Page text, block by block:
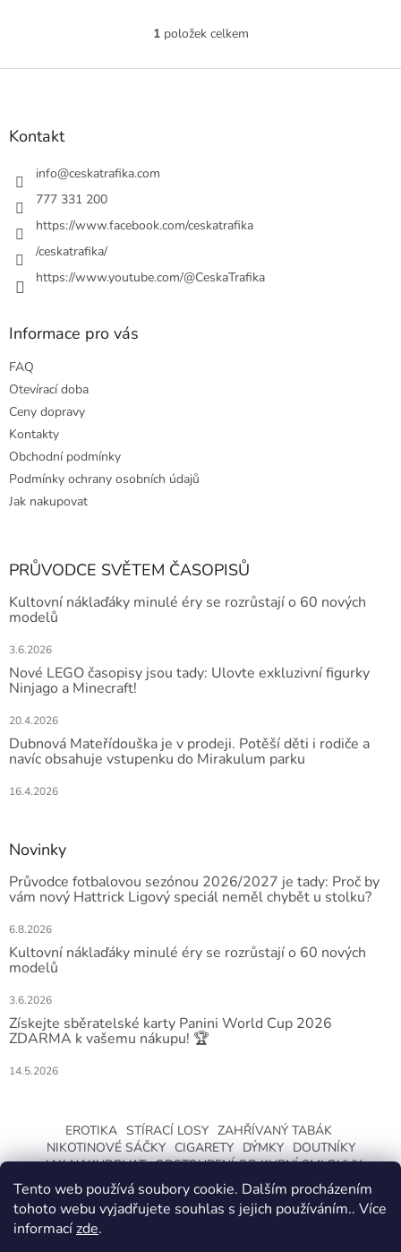
Tento web používá soubory cookie. Dalším procházením
tohoto webu vyjadřujete souhlas s jejich používáním.. Více
informacízde.
O
l
k
ý
1položek celkem
Z
Kontakt
info@ceskatrafika.com
777 331 200
https://www.facebook.com/ceskatrafika
/ceskatrafika/
https://www.youtube.com/@CeskaTrafika
Informace pro vás
FAQ
Otevírací doba
Ceny dopravy
Kontakty
Obchodní podmínky
Podmínky ochrany osobních údajů
Jak nakupovat
PRŮVODCE SVĚTEM ČASOPISŮ
Kultovní náklaďáky minulé éry se rozrůstají o 60 nových
modelů
3.6.2026
Nové LEGO časopisy jsou tady: Ulovte exkluzivní figurky
Ninjago a Minecraft!
20.4.2026
Dubnová Mateřídouška je v prodeji. Potěší děti i rodiče a
navíc obsahuje vstupenku do Mirakulum parku
16.4.2026
Novinky
Průvodce fotbalovou sezónou 2026/2027 je tady: Proč by
vám nový Hattrick Ligový speciál neměl chybět u stolku?
6.8.2026
Kultovní náklaďáky minulé éry se rozrůstají o 60 nových
modelů
3.6.2026
Získejte sběratelské karty Panini World Cup 2026
ZDARMA k vašemu nákupu! 🏆
14.5.2026
EROTIKA STÍRACÍ LOSY ZAHŘÍVANÝ TABÁK
NIKOTINOVÉ SÁČKY CIGARETY DÝMKY
DOUTNÍKY
JAK NAKUPOVAT ODSTOUPENÍ OD KUPNÍ SMLOUVY